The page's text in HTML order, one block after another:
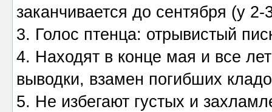
заканчивается до сентября (у
3. Голос птенца: отрывистый
4. Находят в конце мая и все
выводки, взамен погибших
5. Не избегают густых и